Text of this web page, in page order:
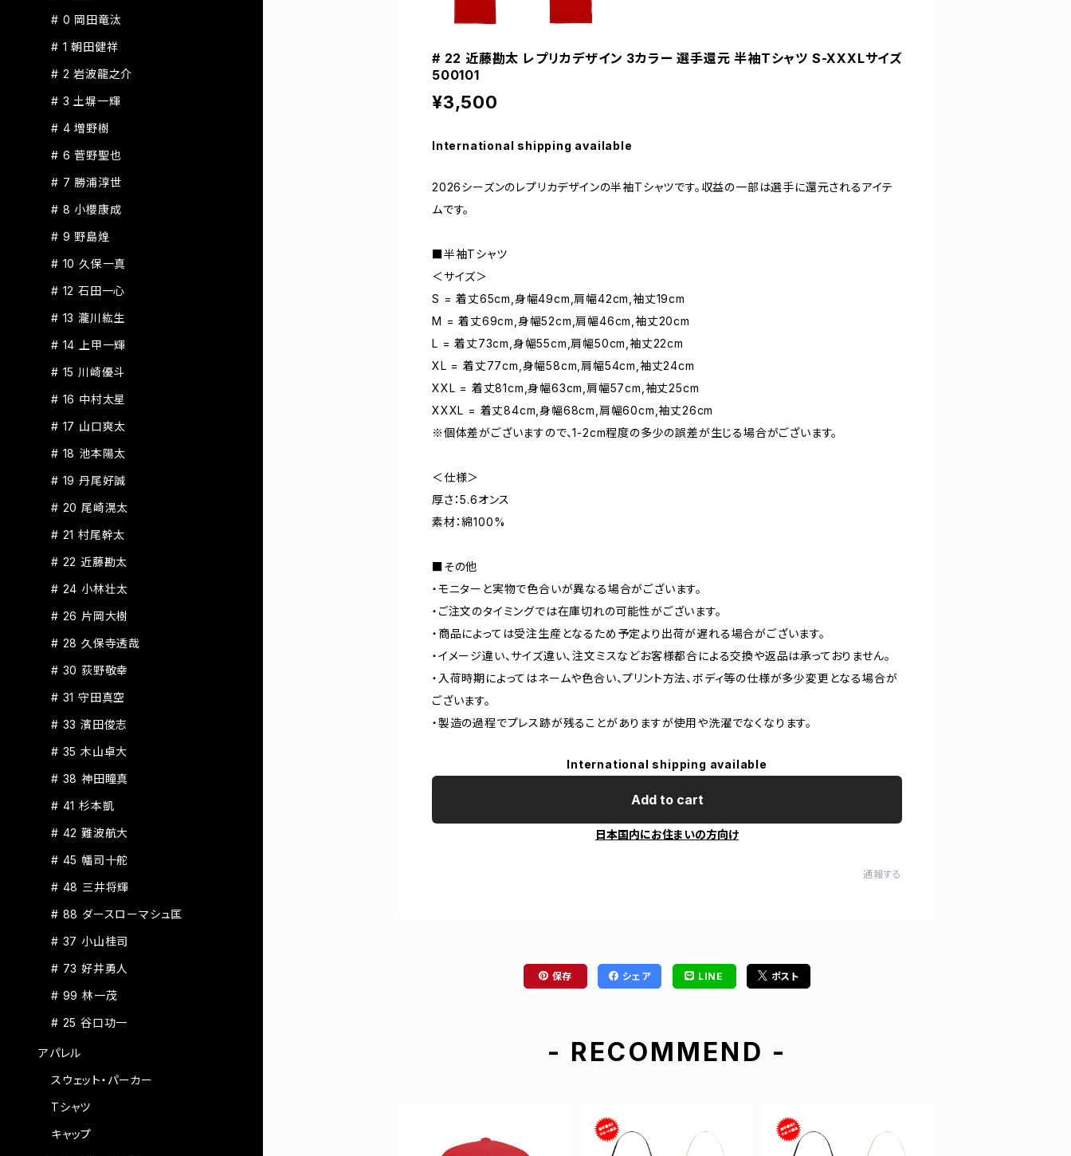
# 22 近藤勘太 レプリカデザイン 3カラー 選手還元 半袖Tシャツ S-XXXLサイズ
500101
¥3,500
International shipping available
2026シーズンのレプリカデザインの半袖Tシャツです。収益の一部は選手に還元されるアイテ
ムです。
■半袖Tシャツ
＜サイズ＞
S = 着丈65cm,身幅49cm,肩幅42cm,袖丈19cm
M = 着丈69cm,身幅52cm,肩幅46cm,袖丈20cm
L = 着丈73cm,身幅55cm,肩幅50cm,袖丈22cm
XL = 着丈77cm,身幅58cm,肩幅54cm,袖丈24cm
XXL = 着丈81cm,身幅63cm,肩幅57cm,袖丈25cm
XXXL = 着丈84cm,身幅68cm,肩幅60cm,袖丈26cm
※個体差がございますので、1-2cm程度の多少の誤差が生じる場合がございます。
＜仕様＞
厚さ：5.6オンス
素材：綿100%
■その他
・モニターと実物で色合いが異なる場合がございます。
・ご注文のタイミングでは在庫切れの可能性がございます。
・商品によっては受注生産となるため予定より出荷が遅れる場合がございます。
・イメージ違い、サイズ違い、注文ミスなどお客様都合による交換や返品は承っておりません。
・入荷時期によってはネームや色合い、プリント方法、ボディ等の仕様が多少変更となる場合が
ございます。
・製造の過程でプレス跡が残ることがありますが使用や洗濯でなくなります。
International shipping available
Add to cart
日本国内にお住まいの方向け
通報する
保存 シェア LINE ポスト
- RECOMMEND -
# 0 岡田竜汰
# 1 朝田健祥
# 2 岩波龍之介
# 3 土塀一輝
# 4 増野樹
# 6 菅野聖也
# 7 勝浦淳世
# 8 小櫻康成
# 9 野島煌
# 10 久保一真
# 12 石田一心
# 13 瀧川紘生
# 14 上甲一輝
# 15 川崎優斗
# 16 中村太星
# 17 山口爽太
# 18 池本陽太
# 19 丹尾好誠
# 20 尾崎滉太
# 21 村尾幹太
# 22 近藤勘太
# 24 小林壮太
# 26 片岡大樹
# 28 久保寺透哉
# 30 荻野敬幸
# 31 守田真空
# 33 濱田俊志
# 35 木山卓大
# 38 神田瞳真
# 41 杉本凱
# 42 難波航大
# 45 幡司十舵
# 48 三井将輝
# 88 ダースローマシュ匡
# 37 小山桂司
# 73 好井勇人
# 99 林一茂
# 25 谷口功一
アパレル
スウェット・パーカー
Tシャツ
キャップ